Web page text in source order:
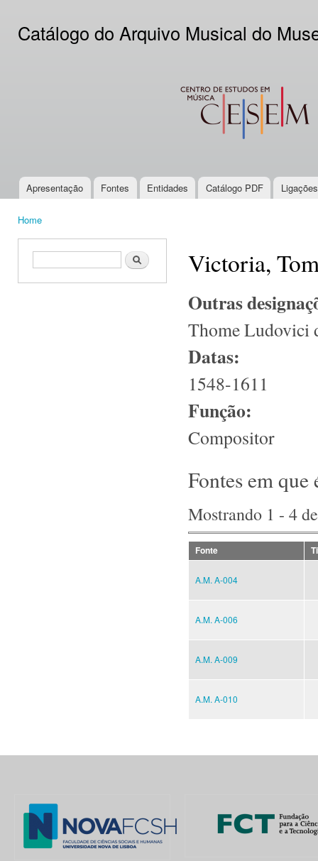
Catálogo do Arquivo Musical do
CESEM
Main menu
Apresentação Fontes Entidades Catálogo PDF
Home
Search form Search Victoria,
Outras
Thome Ludovici
Datas:
1548-1611
Função:
Compositor
Fontes em que
Mostrando 1 - 4
Fonte
A.M. A-004
A.M. A-006
A.M. A-009
A.M. A-010